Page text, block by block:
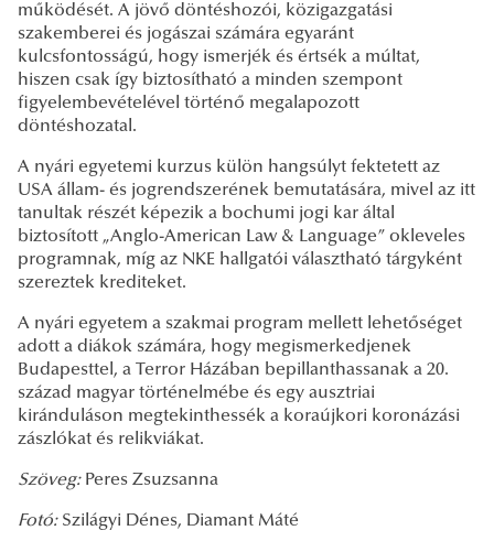
működését. A jövő döntéshozói, közigazgatási
szakemberei és jogászai számára egyaránt
kulcsfontosságú, hogy ismerjék és értsék a múltat,
hiszen csak így biztosítható a minden szempont
figyelembevételével történő megalapozott
döntéshozatal.
A nyári egyetemi kurzus külön hangsúlyt fektetett az
USA állam- és jogrendszerének bemutatására, mivel az itt
tanultak részét képezik a bochumi jogi kar által
biztosított „Anglo-American Law & Language” okleveles
programnak, míg az NKE hallgatói választható tárgyként
szereztek krediteket.
A nyári egyetem a szakmai program mellett lehetőséget
adott a diákok számára, hogy megismerkedjenek
Budapesttel, a Terror Házában bepillanthassanak a 20.
század magyar történelmébe és egy ausztriai
kiránduláson megtekinthessék a koraújkori koronázási
zászlókat és relikviákat.
Szöveg:Peres Zsuzsanna
Fotó:Szilágyi Dénes, Diamant Máté